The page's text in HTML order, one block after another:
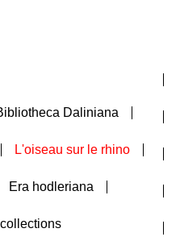
Daliniana
L'oiseau sur le rhino
Era hodleriana